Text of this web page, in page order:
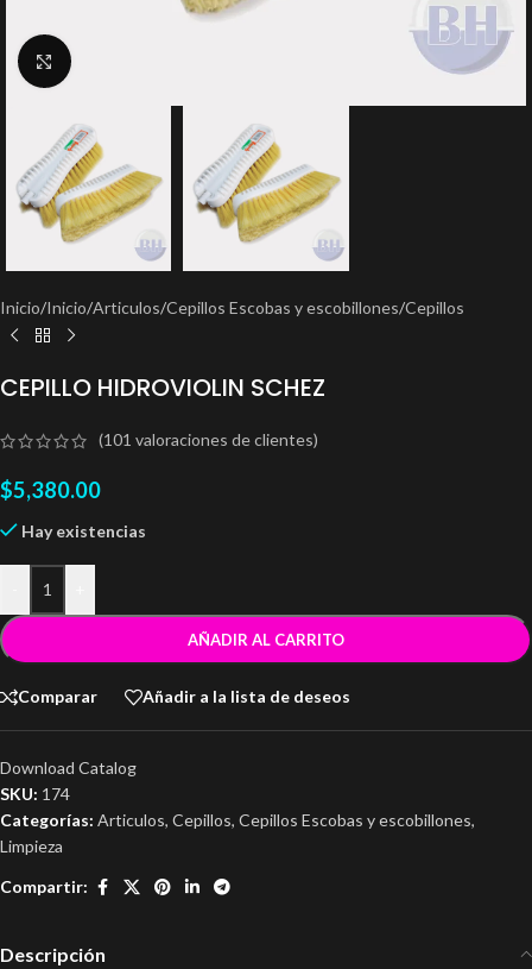
Clic para ampliar
Inicio/Inicio/Articulos/Cepillos Escobas y escobillones/Cepillos
CEPILLO HIDROVIOLIN SCHEZ
(101 valoraciones de clientes)
$5,380.00
Hay existencias
AÑADIR AL CARRITO
Comparar Añadir a la lista de deseos
Download Catalog
SKU: 174
Categorías: Articulos, Cepillos, Cepillos Escobas y escobillones,
Limpieza
Compartir:
Descripción